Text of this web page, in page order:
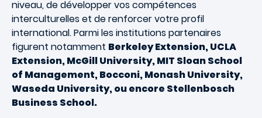
niveau, de développer vos compétences
interculturelles et de renforcer votre profil
international. Parmi les institutions partenaires
figurent notamment Berkeley Extension, UCLA
Extension, McGill University, MIT Sloan School
of Management, Bocconi, Monash University,
Waseda University, ou encore Stellenbosch
Business School.